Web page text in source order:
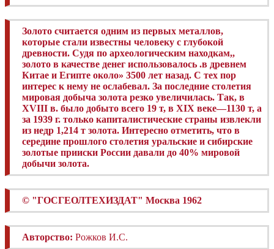
Золото считается одним из первых металлов,
которые стали известны человеку с глубокой
древности. Судя по археологическим находкам,,
золото в качестве денег использовалось .в древнем
Китае и Египте около» 3500 лет назад. С тех пор
интерес к нему не ослабевал. За последние столетия
мировая добыча золота резко увеличилась. Так, в
XVIII в. было добыто всего 19 т, в XIX веке—1130 т, а
за 1939 г. только капиталистические страны извлекли
из недр 1,214 т золота. Интересно отметить, что в
середине прошлого столетия уральские и сибирские
золотые прииски России давали до 40% мировой
добычи золота.
© "ГОСГЕОЛТЕХИЗДАТ" Москва 1962
Авторство: Рожков И.С.